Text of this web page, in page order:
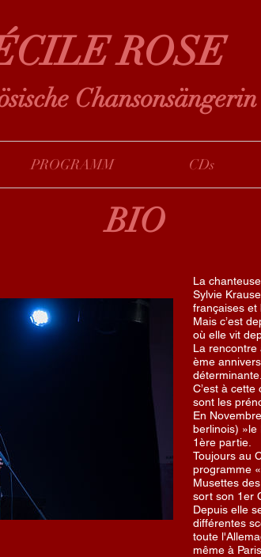
ROSE
Chansonsängerin
PROGRAMM CDs
BIO
La
Sylvie
françaises et
Mais c’est
où elle vit
La rencontre
ème
déterminante.
C’est à cette
sont les
En
berlinois) »le
1ère partie.
Toujours au
programme
Musettes
sort son 1er
Depuis elle
différentes
toute
même à